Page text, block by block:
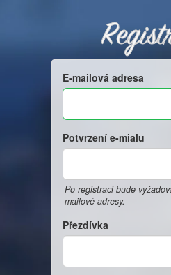
E-mailová adresa
Potvrzení e-mialu
Po registraci bude
mailové adresy.
Přezdívka